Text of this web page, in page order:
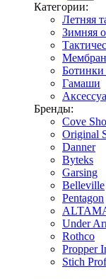
Категории:
Летняя
Зимняя
Ботинки
Гамаши
Бренды:
Cove
Original
Danner
Byteks
Garsing
Belleville
Pentagon
Under
Rothco
Propper
Stich